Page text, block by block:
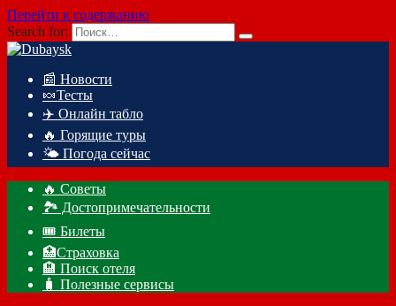
Перейти к содержанию
Search for:
📰 Новости
🍬Тесты
✈️ Онлайн табло
🔥 Горящие туры
🌤️ Погода сейчас
🔥 Советы
🏞️ Достопримечательности
🎟️ Билеты
🏥Страховка
🏨 Поиск отеля
🧳 Полезные сервисы